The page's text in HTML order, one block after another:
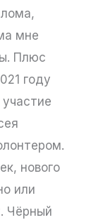
мне
Плюс
году
нового
или
Чёрный